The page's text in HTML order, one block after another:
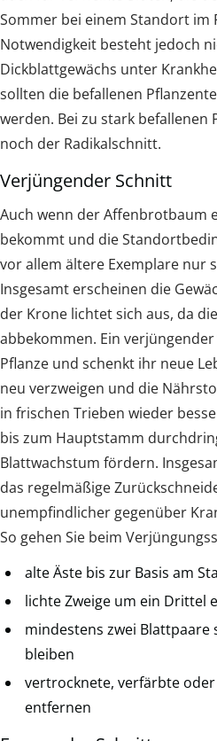
Sommer bei einem Standort im
Notwendigkeit besteht jedoch
Dickblattgewächs unter
sollten die befallenen
werden. Bei zu stark
noch der Radikalschnitt.
Verjüngender Schnitt
Auch wenn der Affenbrotbaum
bekommt und die
vor allem ältere Exemplare nur
Insgesamt erscheinen die
der Krone lichtet sich aus, da
abbekommen. Ein
Pflanze und schenkt ihr neue
neu verzweigen und die
in frischen Trieben wieder
bis zum Hauptstamm
Blattwachstum fördern.
das regelmäßige
unempfindlicher gegenüber
So gehen Sie beim
alte Äste bis zur Basis am
lichte Zweige um ein Drittel
mindestens zwei Blattpaare
bleiben
vertrocknete, verfärbte
entfernen